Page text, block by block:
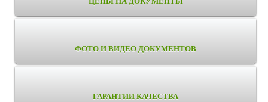
ФОТО И ВИДЕО ДОКУМЕНТОВ
ГАРАНТИИ КАЧЕСТВА